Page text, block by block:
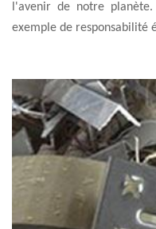
l'avenir de notre
exemple de responsabilité